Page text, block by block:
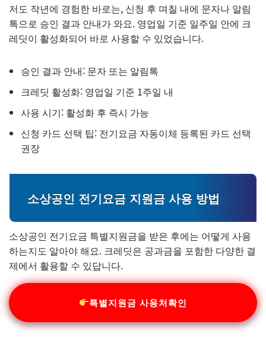
저도 작년에 경험한 바로는, 신청 후 며칠 내에 문자나 알림
톡으로 승인 결과 안내가 와요. 영업일 기준 일주일 안에 크
레딧이 활성화되어 바로 사용할 수 있었습니다.
승인 결과 안내: 문자 또는 알림톡
크레딧 활성화: 영업일 기준 1주일 내
사용 시기: 활성화 후 즉시 가능
신청 카드 선택 팁: 전기요금 자동이체 등록된 카드 선택
권장
소상공인 전기요금 지원금 사용 방법
소상공인 전기요금 특별지원금을 받은 후에는 어떻게 사용
하는지도 알아야 해요. 크레딧은 공과금을 포함한 다양한 결
제에서 활용할 수 있답니다.
특별지원금 사용처확인